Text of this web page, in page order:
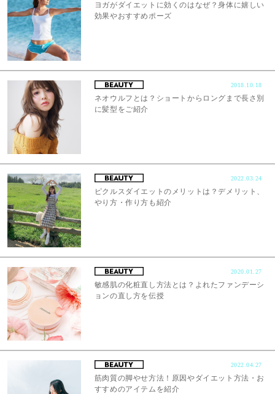
ヨガがダイエットに効くのはなぜ？身体に嬉しい
効果やおすすめポーズ
2018.10.18
ネオウルフとは？ショートからロングまで長さ別
に髪型をご紹介
2022.03.24
ピクルスダイエットのメリットは？デメリット、
やり方・作り方も紹介
2020.01.27
敏感肌の化粧直し方法とは？よれたファンデーシ
ョンの直し方を伝授
2022.04.27
筋肉質の脚やせ方法！原因やダイエット方法・お
すすめのアイテムを紹介